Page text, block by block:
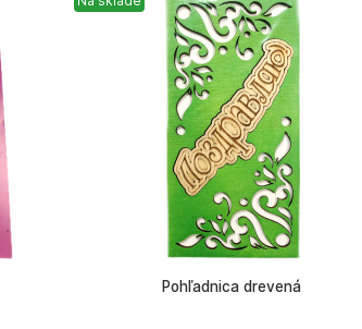
Pohľadnica drevená